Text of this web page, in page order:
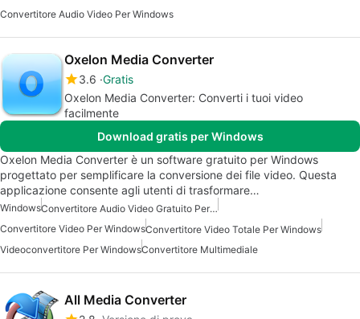
Convertitore Audio Video Per Windows
Oxelon Media Converter
3.6 Gratis
Oxelon Media Converter: Converti i tuoi video
facilmente
Download gratis per Windows
Oxelon Media Converter è un software gratuito per Windows
progettato per semplificare la conversione dei file video. Questa
applicazione consente agli utenti di trasformare…
Windows
Convertitore Audio Video Gratuito Per Windows
Convertitore Video Per WindowsConvertitore Video Totale Per Windows
Videoconvertitore Per WindowsConvertitore Multimediale
All Media Converter